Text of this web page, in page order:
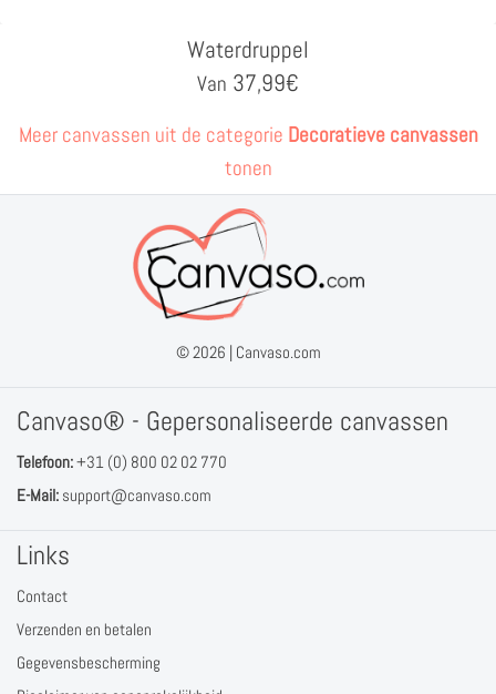
Waterdruppel
Van 37,99€
Meer canvassen uit de categorie Decoratieve canvassen
tonen
© 2026 | Canvaso.com
Canvaso® - Gepersonaliseerde canvassen
Telefoon:+31 (0) 800 02 02 770
E-Mail: support@canvaso.com
Links
Contact
Verzenden en betalen
Gegevensbescherming